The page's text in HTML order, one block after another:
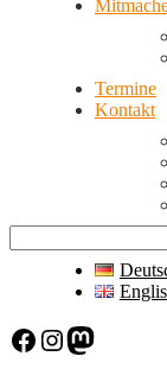
Termine
Kontakt
Facebook Instagram Mastodon